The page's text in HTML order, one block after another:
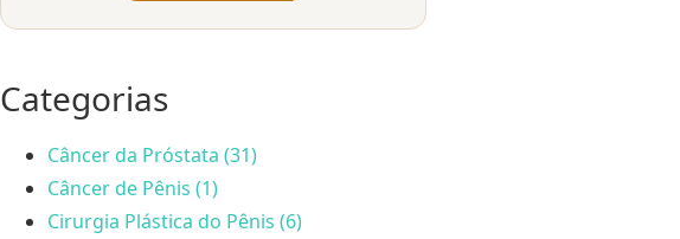
Categorias
Câncer da Próstata (31)
Câncer de Pênis (1)
Cirurgia Plástica do Pênis (6)